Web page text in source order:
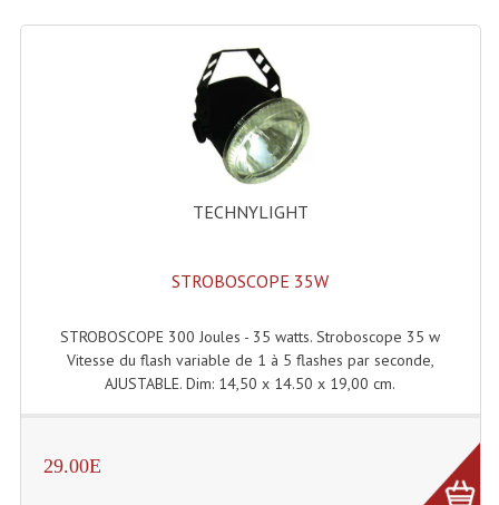
Enceintes Hifi
Enceintes Monitoring
Filtres Actifs, Correcteurs
Filtres Passifs
Haut-Parleurs Amplis Guitare
Moteurs Pavillons Pour Enceinte
TECHNYLIGHT
STROBOSCOPE 35W
STROBOSCOPE 300 Joules - 35 watts. Stroboscope 35 w
Vitesse du flash variable de 1 à 5 flashes par seconde,
AJUSTABLE. Dim: 14,50 x 14.50 x 19,00 cm.
29.00E